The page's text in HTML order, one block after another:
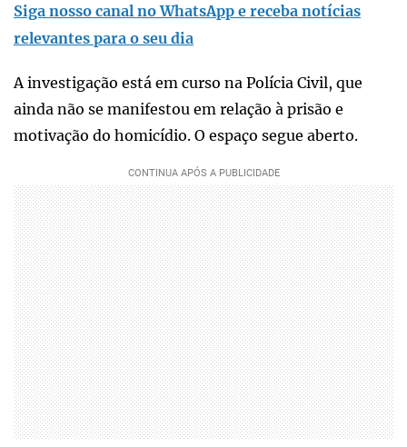
Siga nosso canal no WhatsApp e receba notícias
relevantes para o seu dia
A investigação está em curso na Polícia Civil, que
ainda não se manifestou em relação à prisão e
motivação do homicídio. O espaço segue aberto.